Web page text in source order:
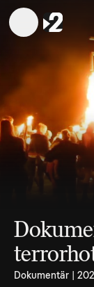
Dokumentär |